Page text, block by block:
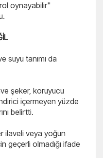
oynayabilir"
suyu tanımı da
şeker, koruyucu
içermeyen yüzde
belirtti.
ilaveli veya yoğun
geçerli olmadığı ifade